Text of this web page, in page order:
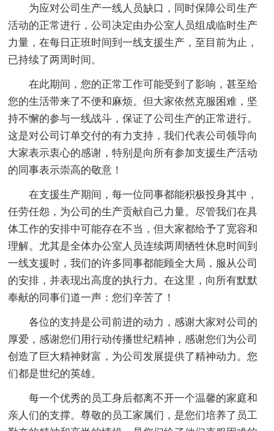
为应对公司生产一线人员缺口，同时保障公司生产
活动的正常进行，公司决定由办公室人员组成临时生产
力量，在每日正班时间到一线支援生产，至目前为止，
已持续了两周时间。
在此期间，您的正常工作可能受到了影响，甚至给
您的生活带来了不便和麻烦。但大家依然克服困难，坚
持不懈的参与一线战斗，保证了公司生产的正常进行。
这是对公司订单交付的有力支持，我们代表公司领导向
大家表示衷心的感谢，特别是向所有参加支援生产活动
的同事表示崇高的敬意！
在支援生产期间，每一位同事都能积极投身其中，
任劳任怨，为公司的生产贡献自己力量。尽管我们在具
体工作的安排中可能存在不当，但大家都给予了宽容和
理解。尤其是全体办公室人员连续两周牺牲休息时间到
一线支援时，我们的许多同事都能顾全大局，服从公司
的安排，并表现出高度的执行力。在这里，向所有默默
奉献的同事们道一声：您们辛苦了！
各位的支持是公司前进的动力，感谢大家对公司的
厚爱，感谢您们用行动传播世纪精神，感谢您们为公司
创造了巨大精神财富，为公司发展提供了精神动力。您
们都是世纪的英雄。
每一个优秀的员工身后都离不开一个温馨的家庭和
亲人们的支撑。尊敬的员工家属们，是您们培养了员工